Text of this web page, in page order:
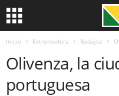
Inicio Extremadura Badajoz
Olivenza, la
portuguesa